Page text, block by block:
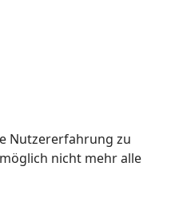
Nutzererfahrung zu
nicht mehr alle